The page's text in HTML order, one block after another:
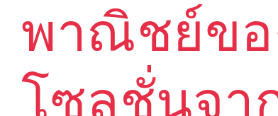
พาณิชย์ข